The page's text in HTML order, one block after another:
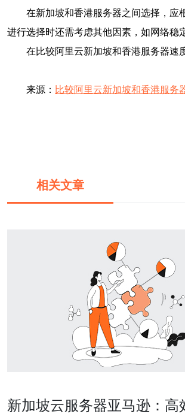
在新加坡和香港服务器之间选择，应
进行选择时还需考虑其他因素，如网络稳
在比较阿里云新加坡和香港服务器速
来源： 比较阿里云新加坡和香港服务
相关文章
新加坡云服务器亚马逊：高